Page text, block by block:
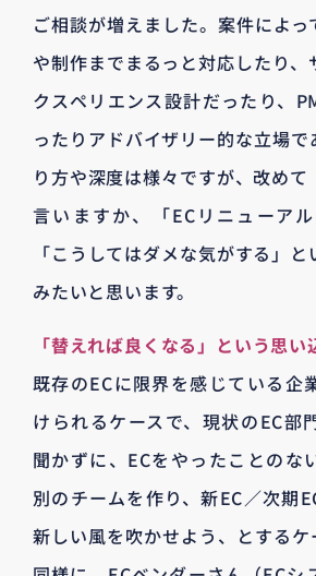
ご相談が増えました。案件によ
や制作までまるっと対応したり、
クスペリエンス設計だったり、
ったりアドバイザリー的な立場で
り方や深度は様々ですが、改めて
言いますか、「ECリニューアル
「こうしてはダメな気がする」
みたいと思います。
「替えれば良くなる」という思い
既存のECに限界を感じている企
けられるケースで、現状のEC部
聞かずに、ECをやったことのな
別のチームを作り、新EC／次期
新しい風を吹かせよう、とするケ